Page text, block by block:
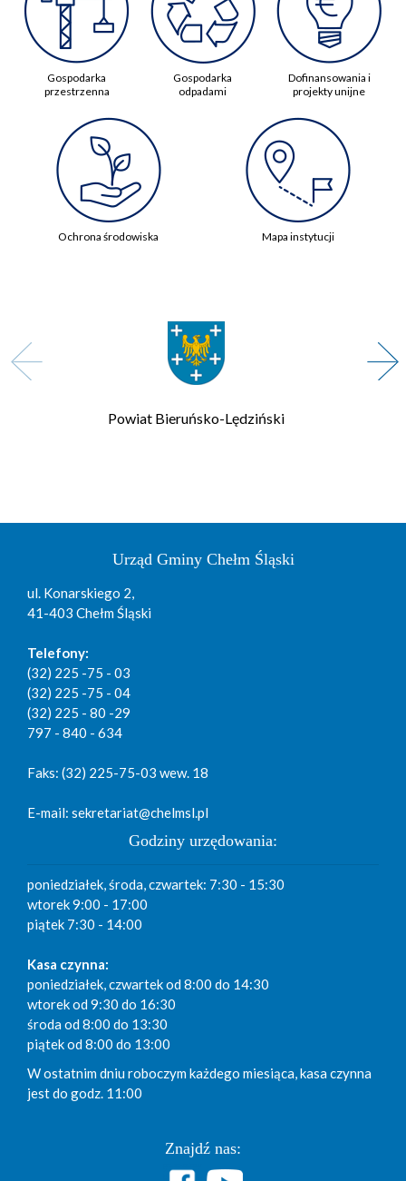
Gospodarka
przestrzenna
Gospodarka
odpadami
Dofinansowania i
projekty unijne
Ochrona środowiska Mapa instytucji
Powiat Bieruńsko-Lędziński
Urząd Gminy Chełm Śląski
ul. Konarskiego 2,
41-403 Chełm Śląski
Telefony:
(32) 225 -75 - 03
(32) 225 -75 - 04
(32) 225 - 80 -29
797 - 840 - 634
Faks: (32) 225-75-03 wew. 18
E-mail: sekretariat@chelmsl.pl
Godziny urzędowania:
poniedziałek, środa, czwartek: 7:30 - 15:30
wtorek 9:00 - 17:00
piątek 7:30 - 14:00
Kasa czynna:
poniedziałek, czwartek od 8:00 do 14:30
wtorek od 9:30 do 16:30
środa od 8:00 do 13:30
piątek od 8:00 do 13:00
W ostatnim dniu roboczym każdego miesiąca, kasa czynna
jest do godz. 11:00
Znajdź nas: